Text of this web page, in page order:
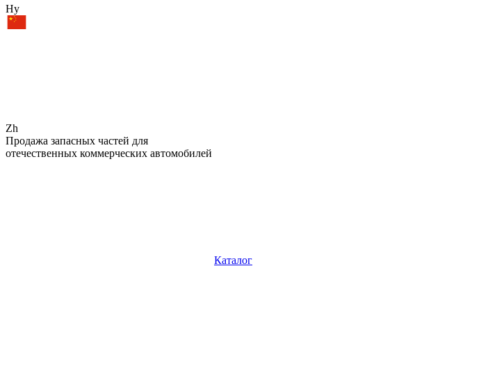
Hy
Zh
Продажа запасных частей для
отечественных коммерческих автомобилей
Каталог